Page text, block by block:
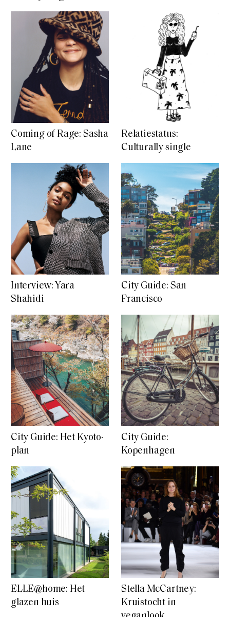
Coming of Rage: Sasha
Lane
Relatiestatus:
Culturally single
Interview: Yara
Shahidi
City Guide: San
Francisco
City Guide: Het Kyoto-
plan
City Guide:
Kopenhagen
ELLE@home: Het
glazen huis
Stella McCartney:
Kruistocht in